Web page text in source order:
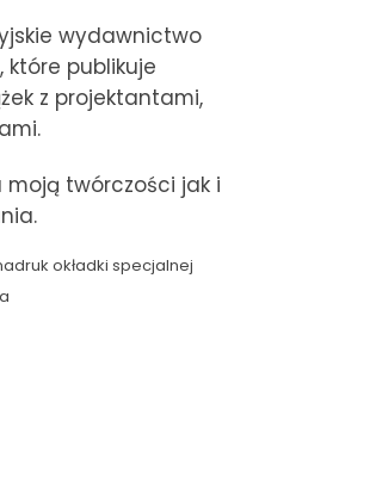
wydawnictwo
które publikuje
z projektantami,
twórczości jak i
okładki specjalnej